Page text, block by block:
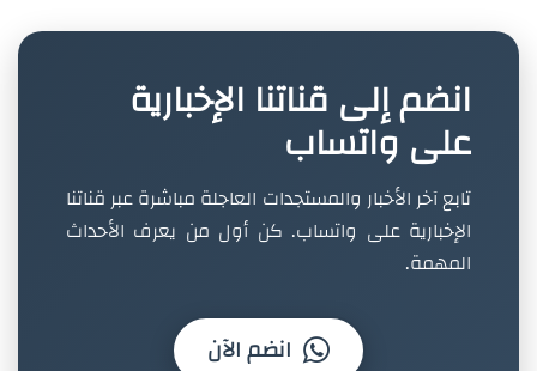
انضم إلى قناتنا الإخبارية
على واتساب
تابع آخر الأخبار والمستجدات العاجلة مباشرة عبر قناتنا
الإخبارية على واتساب. كن أول من يعرف الأحداث
المهمة.
انضم الآن